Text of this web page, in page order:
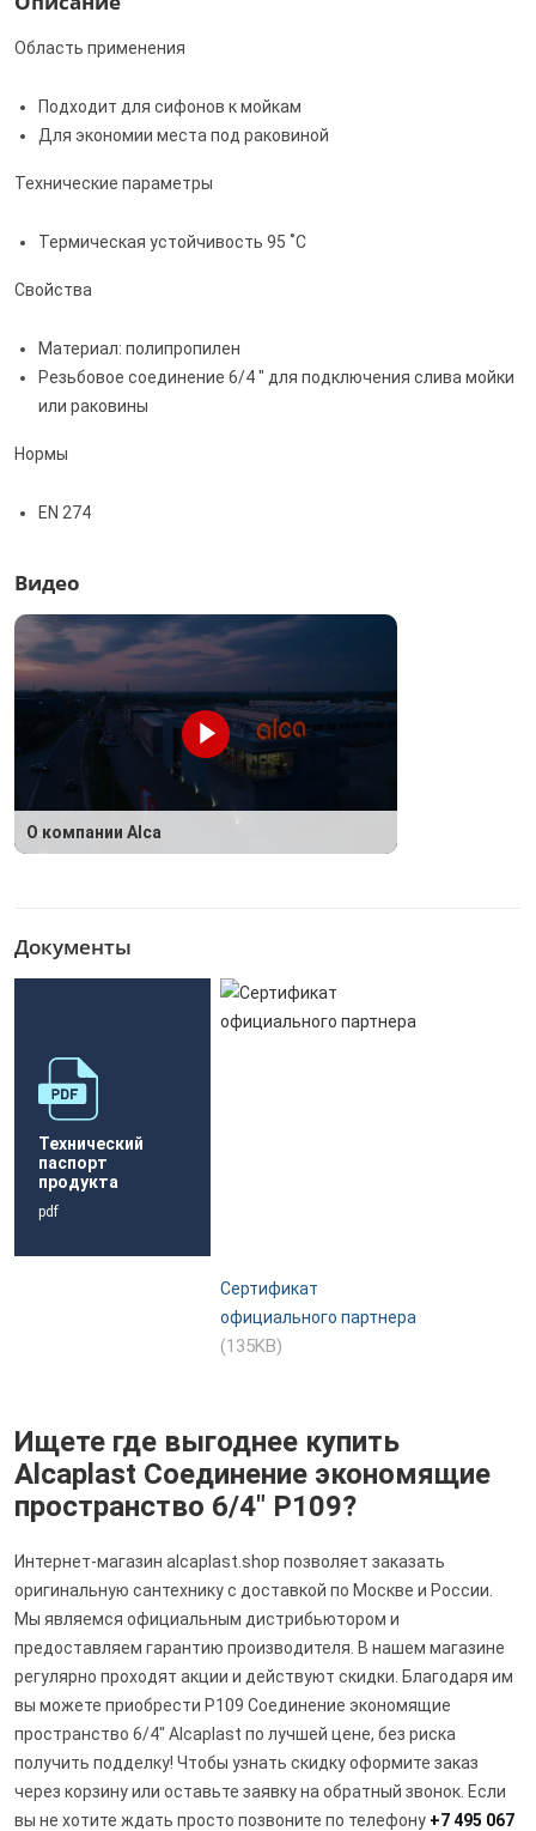
Область применения
Подходит для сифонов к мойкам
Для экономии места под раковиной
Технические параметры
Термическая устойчивость 95 ˚C
Свойства
Материал: полипропилен
Резьбовое соединение 6/4 " для подключения слива мойки
или раковины
Нормы
EN 274
Видео
О компании Alca
Документы
Технический
паспорт
продукта
pdf
Сертификат
официального партнера
(135KB)
Ищете где выгоднее купить
Alcaplast Соединение экономящие
пространство 6/4" P109?
Интернет-магазин alcaplast.shop позволяет заказать
оригинальную сантехнику с доставкой по Москве и России.
Мы являемся официальным дистрибьютором и
предоставляем гарантию производителя. В нашем магазине
регулярно проходят акции и действуют скидки. Благодаря им
вы можете приобрести P109 Соединение экономящие
пространство 6/4" Alcaplast по лучшей цене, без риска
получить подделку! Чтобы узнать скидку оформите заказ
через корзину или оставьте заявку на обратный звонок. Если
вы не хотите ждать просто позвоните по телефону +7 495 067